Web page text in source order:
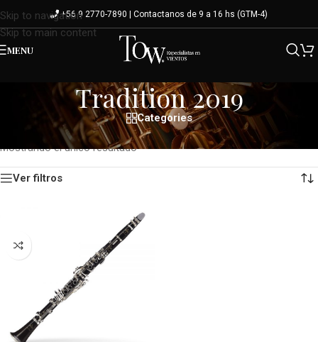
Skip to navigation
Skip to main content
+56 9 2770-7890 | Contactanos de 9 a 16 hs (GTM-4)
MENU
Tradition 2019
Categories
Modelo del producto /Tradition 2019
Mostrando el único resultado
Ver filtros